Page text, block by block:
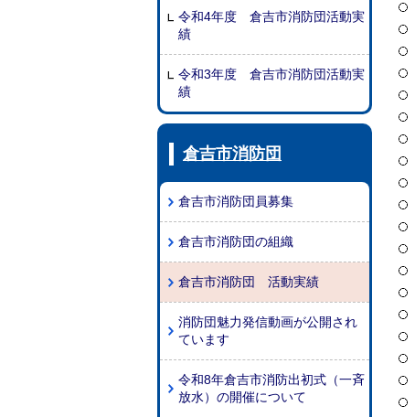
令和4年度 倉吉市消防団活動実
績
令和3年度 倉吉市消防団活動実
績
倉吉市消防団
倉吉市消防団員募集
倉吉市消防団の組織
倉吉市消防団 活動実績
消防団魅力発信動画が公開され
ています
令和8年倉吉市消防出初式（一斉
放水）の開催について